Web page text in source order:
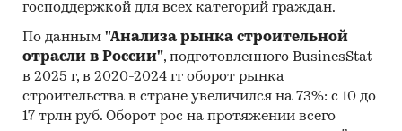
господдержкой для всех категорий граждан.
По данным "Анализа рынка строительной
отрасли в России", подготовленного BusinesStat
в 2025 г, в 2020-2024 гг оборот рынка
строительства в стране увеличился на 73%: с 10 до
17 трлн руб. Оборот рос на протяжении всего